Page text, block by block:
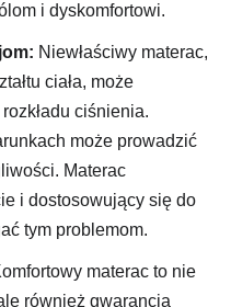
i dyskomfortowi.
Niewłaściwy materac,
ciała, może
ciśnienia.
może prowadzić
Materac
i dostosowujący się do
tym problemom.
materac to nie
również gwarancja